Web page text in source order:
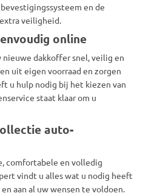
en de
veiligheid.
online
dakkoffer snel, veilig en
uit eigen voorraad en zorgen
u hulp nodig bij het kiezen van
staat klaar om u
auto-
comfortabele en volledig
vindt u alles wat u nodig heeft
aan al uw wensen te voldoen.